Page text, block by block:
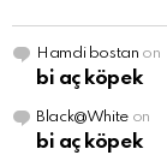
Hamdi bostan on
bi aç köpek
Black@White on
bi aç köpek